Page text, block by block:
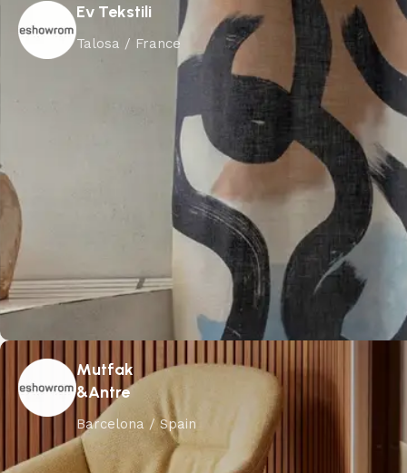
Ev Tekstili
Talosa / France
Mutfak
&Antre
Barcelona / Spain